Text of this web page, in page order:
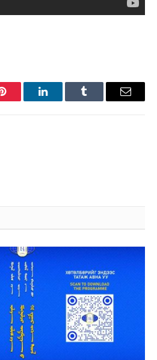
Pinterest LinkedInTumblr Имэйл